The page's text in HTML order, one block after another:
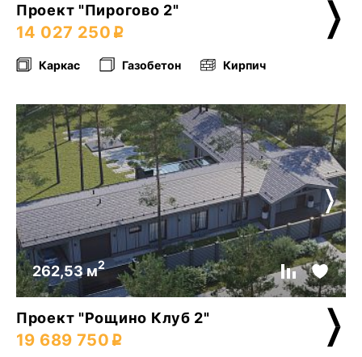
Проект "Пирогово 2"
14 027 250
Каркас Газобетон Кирпич
262,53 м2
Проект "Рощино Клуб 2"
19 689 750